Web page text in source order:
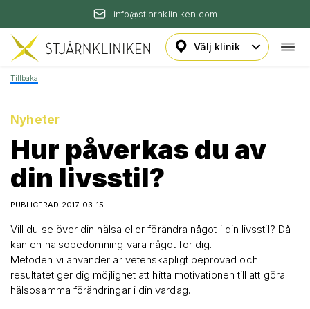
info@stjarnkliniken.com
Hoppa
innehåll
Tillbaka
Nyheter
Hur påverkas du av
din livsstil?
PUBLICERAD 2017-03-15
Vill du se över din hälsa eller förändra något i din livsstil? Då
kan en hälsobedömning vara något för dig.
Metoden vi använder är vetenskapligt beprövad och
resultatet ger dig möjlighet att hitta motivationen till att göra
hälsosamma förändringar i din vardag.